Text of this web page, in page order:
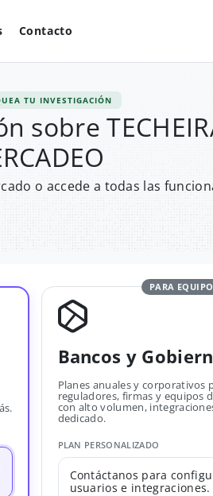
Contacto
TU INVESTIGACIÓN
o accede a todas las
PARA
Bancos y
Planes anuales y corporativos
reguladores, firmas y equipos
con alto volumen,
dedicado.
PLAN PERSONALIZADO
Contáctanos para
usuarios e integraciones.